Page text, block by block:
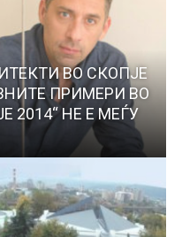
ВО СКОПЈЕ
ПРИМЕРИ ВО
2014“ НЕ Е МЕЃУ